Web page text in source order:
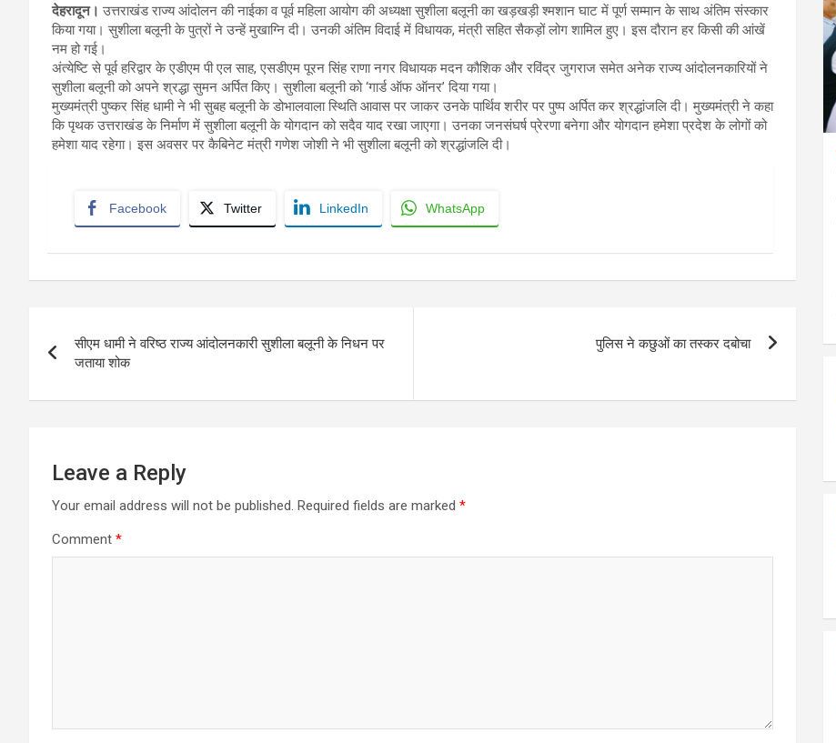
देहरादून। उत्तराखंड राज्य आंदोलन की नाईका व पूर्व महिला आयोग की अध्यक्षा सुशीला बलूनी का खड़खड़ी श्मशान घाट में पूर्ण सम्मान के साथ अंतिम संस्कार
किया गया। सुशीला बलूनी के पुत्रों ने उन्हें मुखाग्नि दी। उनकी अंतिम विदाई में विधायक, मंत्री सहित सैकड़ों लोग शामिल हुए। इस दौरान हर किसी की आंखें
नम हो गई।
अंत्येष्टि से पूर्व हरिद्वार के एडीएम पी एल साह, एसडीएम पूरन सिंह राणा नगर विधायक मदन कौशिक और रविंद्र जुगराज समेत अनेक राज्य आंदोलनकारियों ने
सुशीला बलूनी को अपने श्रद्धा सुमन अर्पित किए। सुशीला बलूनी को ‘गार्ड ऑफ ऑनर’ दिया गया।
मुख्यमंत्री पुष्कर सिंह धामी ने भी सुबह बलूनी के डोभालवाला स्थिति आवास पर जाकर उनके पार्थिव शरीर पर पुष्प अर्पित कर श्रद्धांजलि दी। मुख्यमंत्री ने कहा
कि पृथक उत्तराखंड के निर्माण में सुशीला बलूनी के योगदान को सदैव याद रखा जाएगा। उनका जनसंघर्ष प्रेरणा बनेगा और योगदान हमेशा प्रदेश के लोगों को
हमेशा याद रहेगा। इस अवसर पर कैबिनेट मंत्री गणेश जोशी ने भी सुशीला बलूनी को श्रद्धांजलि दी।
Facebook Twitter LinkedIn WhatsApp
navigation
सीएम धामी ने वरिष्ठ राज्य आंदोलनकारी सुशीला बलूनी के निधन पर
जताया शोक
पुलिस ने कछुओं का तस्कर दबोचा
Leave a Reply
Your email address will not be published. Required fields are marked *
Comment *